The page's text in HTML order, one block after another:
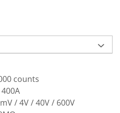
counts
/ 4V / 40V / 600V